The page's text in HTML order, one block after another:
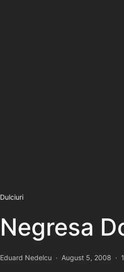
Dulciuri
Negresa
Eduard Nedelcu August 5, 2008